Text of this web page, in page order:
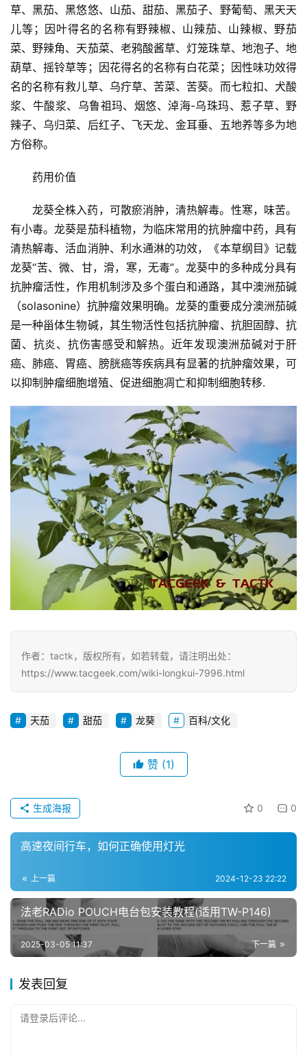
首
页
战
术
客
T
T
K
微
店
专
题
资
料
装
登录 注册
草、黑茄、黑悠悠、山茄、甜茄、黑茄子、野葡萄、黑天天
儿等；因叶得名的名称有野辣椒、山辣茄、山辣椒、野茄
菜、野辣角、天茄菜、老鸦酸酱草、灯笼珠草、地泡子、地
葫草、摇铃草等；因花得名的名称有白花菜；因性味功效得
名的名称有救儿草、乌疔草、苦菜、苦葵。而七粒扣、犬酸
浆、牛酸浆、乌鲁祖玛、烟悠、淖海-乌珠玛、惹子草、野
辣子、乌归菜、后红子、飞天龙、金耳垂、五地养等多为地
方俗称。
药用价值
龙葵全株入药，可散瘀消肿，清热解毒。性寒，味苦。
有小毒。龙葵是茄科植物，为临床常用的抗肿瘤中药，具有
清热解毒、活血消肿、利水通淋的功效，《本草纲目》记载
龙葵“苦、微、甘，滑，寒，无毒”。龙葵中的多种成分具有
抗肿瘤活性，作用机制涉及多个蛋白和通路，其中澳洲茄碱
（solasonine）抗肿瘤效果明确。龙葵的重要成分澳洲茄碱
是一种甾体生物碱，其生物活性包括抗肿瘤、抗胆固醇、抗
菌、抗炎、抗伤害感受和解热。近年发现澳洲茄碱对于肝
癌、肺癌、胃癌、膀胱癌等疾病具有显著的抗肿瘤效果，可
以抑制肿瘤细胞增殖、促进细胞凋亡和抑制细胞转移.
作者：tactk，版权所有，如若转载，请注明出处：
https://www.tacgeek.com/wiki-longkui-7996.html
天茄 甜茄 龙葵 百科/文化
赞 (1)
0 0
生成海报
高速夜间行车，如何正确使用灯光
上一篇 2024-12-23 22:22
法老RADio POUCH电台包安装教程(适用TW-P146)
下一篇
2025-03-05 11:37
发表回复
请登录后评论...